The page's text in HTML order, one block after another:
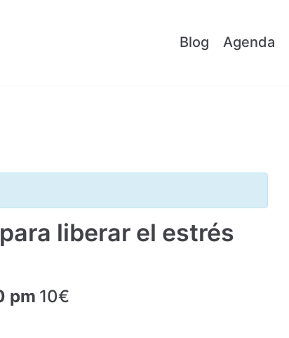
Blog Agenda
liberar el estrés
pm 10€